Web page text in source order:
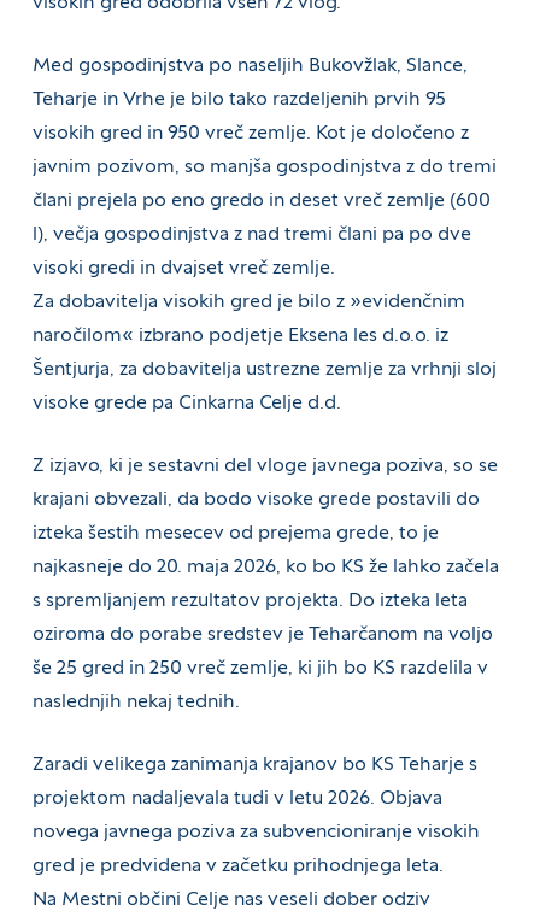
Med gospodinjstva po naseljih Bukovžlak, Slance,
Teharje in Vrhe je bilo tako razdeljenih prvih 95
visokih gred in 950 vreč zemlje. Kot je določeno z
javnim pozivom, so manjša gospodinjstva z do tremi
člani prejela po eno gredo in deset vreč zemlje (600
l), večja gospodinjstva z nad tremi člani pa po dve
visoki gredi in dvajset vreč zemlje.
Za dobavitelja visokih gred je bilo z »evidenčnim
naročilom« izbrano podjetje Eksena les d.o.o. iz
Šentjurja, za dobavitelja ustrezne zemlje za vrhnji sloj
visoke grede pa Cinkarna Celje d.d.
Z izjavo, ki je sestavni del vloge javnega poziva, so se
krajani obvezali, da bodo visoke grede postavili do
izteka šestih mesecev od prejema grede, to je
najkasneje do 20. maja 2026, ko bo KS že lahko začela
s spremljanjem rezultatov projekta. Do izteka leta
oziroma do porabe sredstev je Teharčanom na voljo
še 25 gred in 250 vreč zemlje, ki jih bo KS razdelila v
naslednjih nekaj tednih.
Zaradi velikega zanimanja krajanov bo KS Teharje s
projektom nadaljevala tudi v letu 2026. Objava
novega javnega poziva za subvencioniranje visokih
gred je predvidena v začetku prihodnjega leta.
Na Mestni občini Celje nas veseli dober odziv